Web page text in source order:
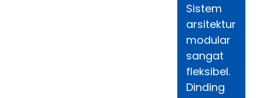
Sistem
arsitektur
modular
sangat
fleksibel.
Dinding